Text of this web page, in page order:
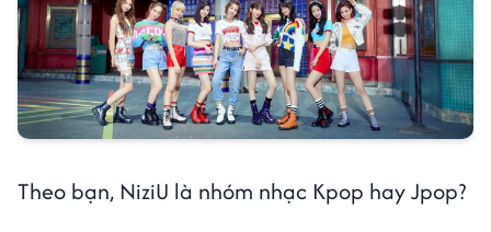
Theo bạn, NiziU là nhóm nhạc Kpop hay Jpop?